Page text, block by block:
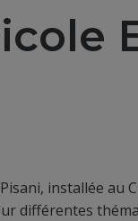
installée au
différentes